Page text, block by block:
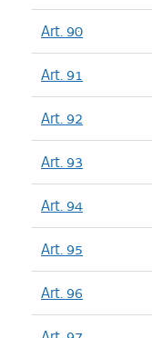
Art. 90
Art. 91
Art. 92
Art. 93
Art. 94
Art. 95
Art. 96